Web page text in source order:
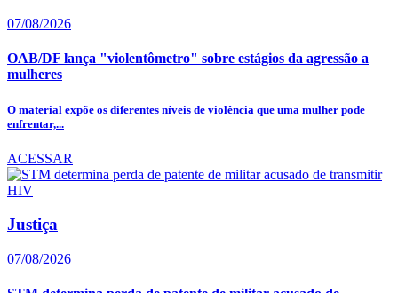
07/08/2026
OAB/DF lança "violentômetro" sobre estágios da agressão a
mulheres
O material expõe os diferentes níveis de violência que uma mulher pode
enfrentar,...
ACESSAR
Justiça
07/08/2026